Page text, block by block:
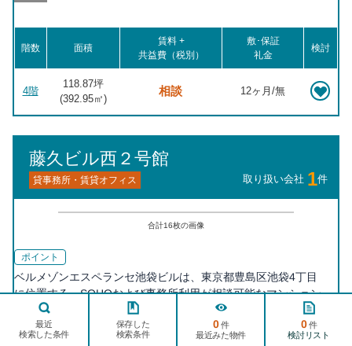
最近
検索した条件
保存した
検索条件
0件
最近みた物件
0件
検討リスト
階数 面積
賃料 +
共益費（税別）
敷･保証
礼金
検討
4階
118.87坪
(392.95㎡)
相談 12ヶ月/無
藤久ビル西２号館
貸事務所・賃貸オフィス 取り扱い会社 1件
合計16枚の画像
ポイント
ベルメゾンエスペランセ池袋ビルは、東京都豊島区池袋4丁目
に位置する、SOHOおよび事務所利用が相談可能なマンション
です。このビルは、多様なビジネスニーズに応じた柔軟なオフ
ィス利用が特徴で、スタートアップ企業やフリーランサー、中
小企業の事務所として最適です。 立地において、ベルメゾンエ
ページ
TOPへ